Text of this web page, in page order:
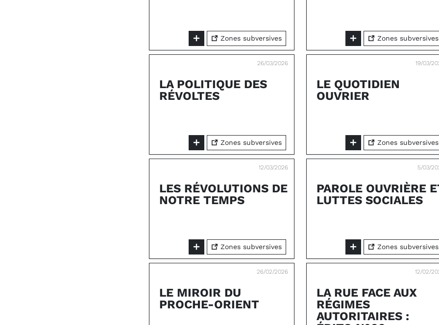
Zones subversives Zones subversives
26/03/2026
LA POLITIQUE DES
RÉVOLTES
Zones subversives
19/03/
LE QUOTIDIEN
OUVRIER
Zones subversives
12/03/2026
LES RÉVOLUTIONS DE
NOTRE TEMPS
Zones subversives
5/03/
PAROLE OUVRIÈRE
LUTTES SOCIALES
Zones subversives
26/02/2026
LE MIROIR DU
PROCHE-ORIENT
12/02/
LA RUE FACE AUX
RÉGIMES
AUTORITAIRES :